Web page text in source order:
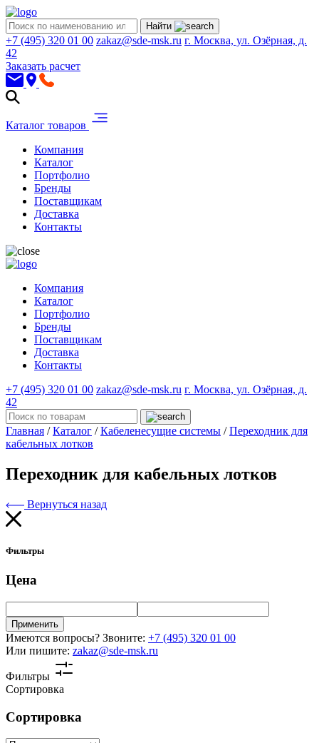
Найти
+7 (495) 320 01 00 zakaz@sde-msk.ru г. Москва, ул. Озёрная, д.
42
Заказать расчет
Каталог товаров
Компания
Каталог
Портфолио
Бренды
Поставщикам
Доставка
Контакты
Компания
Каталог
Портфолио
Бренды
Поставщикам
Доставка
Контакты
+7 (495) 320 01 00 zakaz@sde-msk.ru г. Москва, ул. Озёрная, д.
42
Главная / Каталог / Кабеленесущие системы / Переходник для
кабельных лотков
Переходник для кабельных лотков
Вернуться назад
Фильтры
Цена
Применить
Имеются вопросы? Звоните: +7 (495) 320 01 00
Или пишите: zakaz@sde-msk.ru
Фильтры
Сортировка
Сортировка